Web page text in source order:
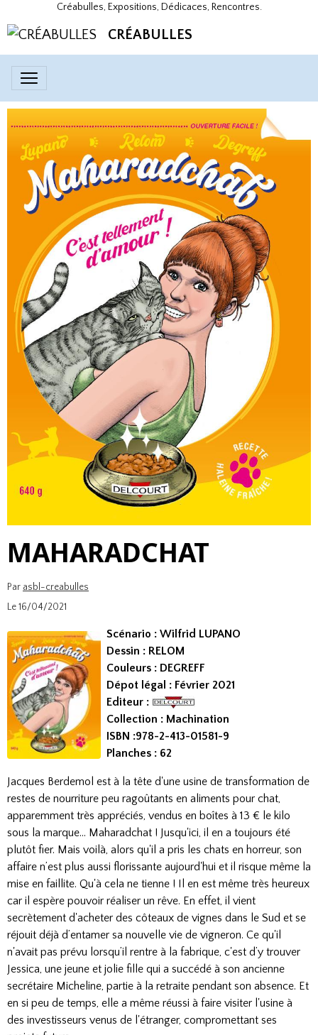
Créabulles, Expositions, Dédicaces, Rencontres.
CRÉABULLES
MAHARADCHAT
Par asbl-creabulles
Le 16/04/2021
Scénario : Wilfrid LUPANO
Dessin : RELOM
Couleurs : DEGREFF
Dépot légal : Février 2021
Editeur :
Collection : Machination
ISBN :978-2-413-01581-9
Planches : 62
Jacques Berdemol est à la tête d'une usine de transformation de
restes de nourriture peu ragoûtants en aliments pour chat,
apparemment très appréciés, vendus en boîtes à 13 € le kilo
sous la marque... Maharadchat ! Jusqu'ici, il en a toujours été
plutôt fier. Mais voilà, alors qu'il a pris les chats en horreur, son
affaire n’est plus aussi florissante aujourd'hui et il risque même la
mise en faillite. Qu'à cela ne tienne ! Il en est même très heureux
car il espère pouvoir réaliser un rêve. En effet, il vient
secrètement d'acheter des côteaux de vignes dans le Sud et se
réjouit déjà d’entamer sa nouvelle vie de vigneron. Ce qu'il
n'avait pas prévu lorsqu’il rentre à la fabrique, c'est d’y trouver
Jessica, une jeune et jolie fille qui a succédé à son ancienne
secrétaire Micheline, partie à la retraite pendant son absence. Et
en si peu de temps, elle a même réussi à faire visiter l'usine à
des investisseurs venus de l'étranger, compromettant ses